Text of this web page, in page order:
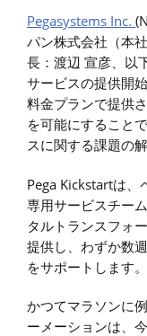
Pegasystems Inc.
パン株式会社（本
長：渡辺 宣彦、以
サービスの提供開
料金プランで提供
を可能にすること
スに関する課題の
Pega Kickstartは、
専用サービスチー
タルトランスフォ
提供し、わずか数
をサポートします。
かつてマラソンに
ーメーションは、